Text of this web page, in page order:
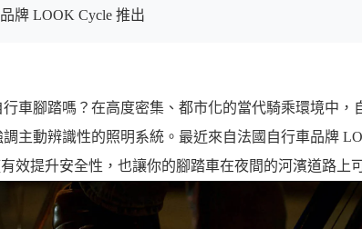
牌 LOOK Cycle 推出
車腳踏嗎？在高度密集、都市化的當代騎乘環境中，
主動辨識性的照明系統。最近來自法國自行車品牌
效提升安全性，也讓你的腳踏車在夜間的河濱道路上